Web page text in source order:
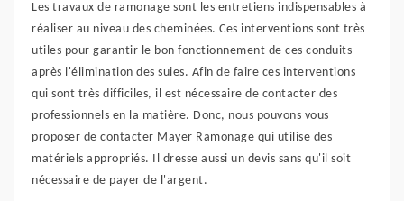
Les travaux de ramonage sont les entretiens indispensables à
réaliser au niveau des cheminées. Ces interventions sont très
utiles pour garantir le bon fonctionnement de ces conduits
après l'élimination des suies. Afin de faire ces interventions
qui sont très difficiles, il est nécessaire de contacter des
professionnels en la matière. Donc, nous pouvons vous
proposer de contacter Mayer Ramonage qui utilise des
matériels appropriés. Il dresse aussi un devis sans qu'il soit
nécessaire de payer de l'argent.